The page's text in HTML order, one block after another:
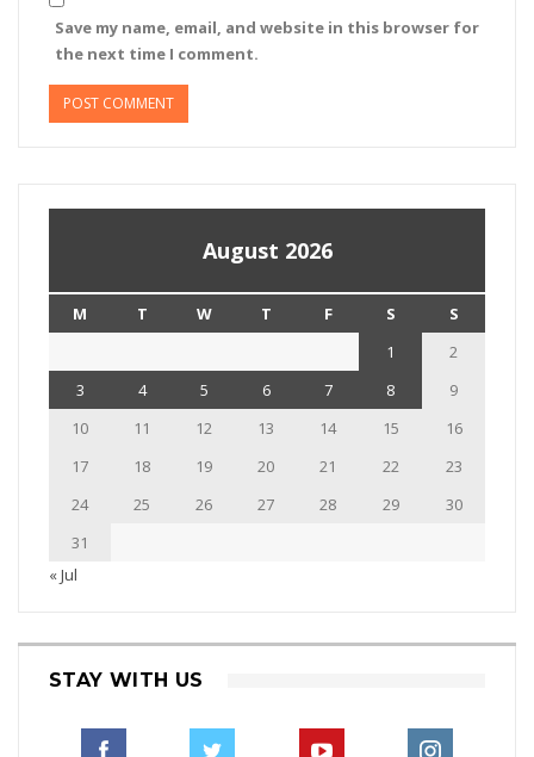
Save my name, email, and website in this browser for
the next time I comment.
August 2026
M T W T F S
S
1
2
3
4 5 6 7 8
9
10
11 12 13 14 15
16
17
18 19 20 21 22
23
24
25 26 27 28 29
30
31
« Jul
STAY WITH US